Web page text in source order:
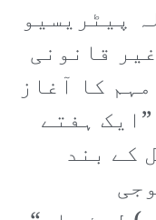
پیٹریسیو
قانونی
کا آغاز
ہفتے
کے بند